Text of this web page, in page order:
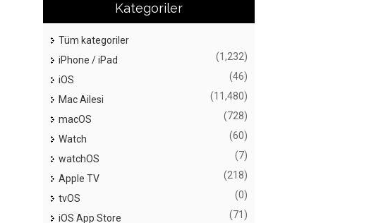
Kategoriler
Tüm kategoriler
iPhone / iPad
(1,232)
iOS (46)
Mac Ailesi (11,480)
macOS (728)
Watch (60)
watchOS (7)
Apple TV (218)
tvOS (0)
iOS App Store (71)